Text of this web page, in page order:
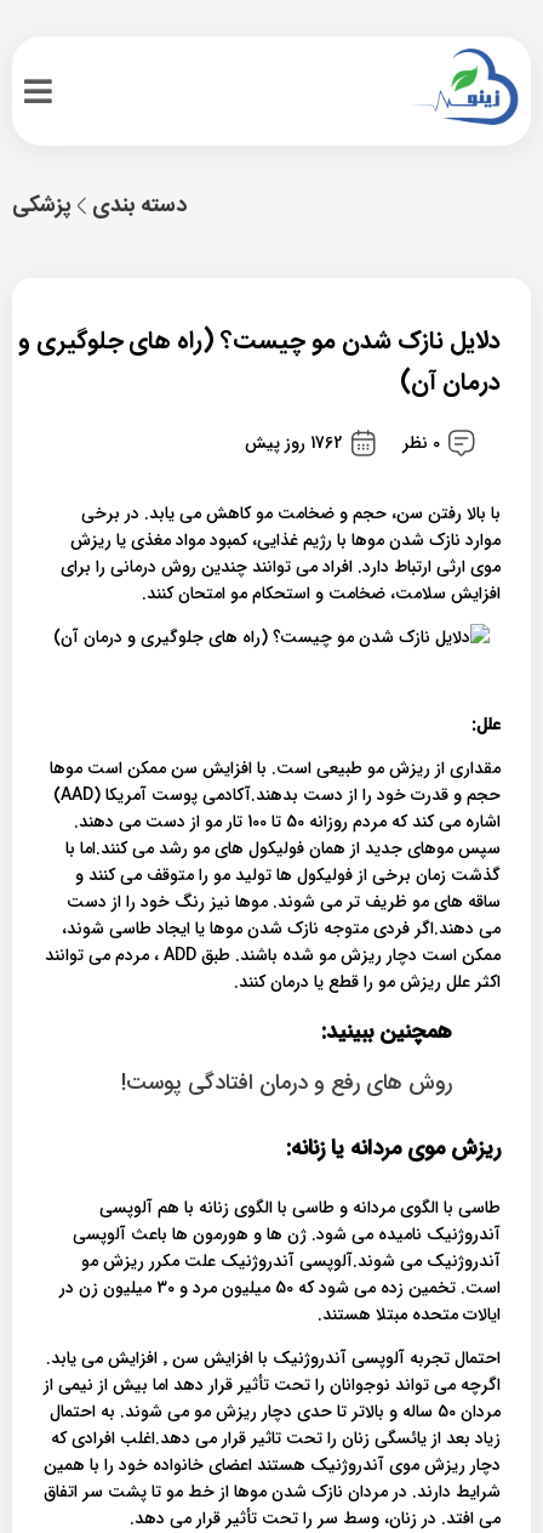
پزشکی دسته بندی
دلایل نازک شدن مو چیست؟ (راه های جلوگیری و
درمان آن)
0 نظر 1762 روز پیش
با بالا رفتن سن، حجم و ضخامت مو کاهش می یابد. در برخی
موارد نازک شدن موها با رژیم غذایی، کمبود مواد مغذی یا ریزش
موی ارثی ارتباط دارد. افراد می توانند چندین روش درمانی را برای
افزایش سلامت، ضخامت و استحکام مو امتحان کنند.
علل:
مقداری از ریزش مو طبیعی است. با افزایش سن ممکن است موها
حجم و قدرت خود را از دست بدهند.آکادمی پوست آمریکا (AAD)
اشاره می کند که مردم روزانه 50 تا 100 تار مو از دست می دهند.
سپس موهای جدید از همان فولیکول های مو رشد می کنند.اما با
گذشت زمان برخی از فولیکول ها تولید مو را متوقف می کنند و
ساقه های مو ظریف تر می شوند. موها نیز رنگ خود را از دست
می دهند.اگر فردی متوجه نازک شدن موها یا ایجاد طاسی شوند،
ممکن است دچار ریزش مو شده باشند. طبق ADD ، مردم می توانند
اکثر علل ریزش مو را قطع یا درمان کنند.
همچنین ببینید:
روش های رفع و درمان افتادگی پوست!
ریزش موی مردانه یا زنانه:
طاسی با الگوی مردانه و طاسی با الگوی زنانه با هم آلوپسی
آندروژنیک نامیده می شود. ژن ها و هورمون ها باعث آلوپسی
آندروژنیک می شوند.آلوپسی آندروژنیک علت مکرر ریزش مو
است. تخمین زده می شود که 50 میلیون مرد و 30 میلیون زن در
ایالات متحده مبتلا هستند.
احتمال تجربه آلوپسی آندروژنیک با افزایش سن ٬ افزایش می یابد.
اگرچه می تواند نوجوانان را تحت تأثیر قرار دهد اما بیش از نیمی از
مردان 50 ساله و بالاتر تا حدی دچار ریزش مو می شوند. به احتمال
زیاد بعد از یائسگی زنان را تحت تاثیر قرار می دهد.اغلب افرادی که
دچار ریزش موی آندروژنیک هستند اعضای خانواده خود را با همین
شرایط دارند. در مردان نازک شدن موها از خط مو تا پشت سر اتفاق
می افتد. در زنان، وسط سر را تحت تأثیر قرار می دهد.